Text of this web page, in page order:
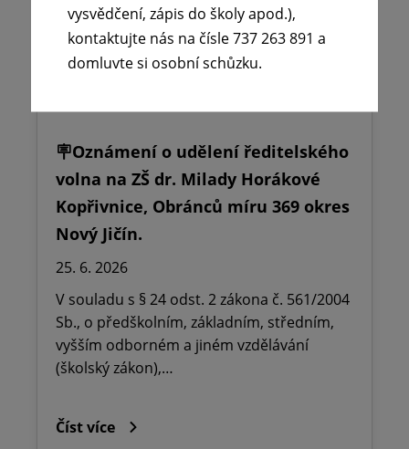
🪧Oznámení o udělení ředitelského
volna na ZŠ dr. Milady Horákové
Kopřivnice, Obránců míru 369 okres
Nový Jičín.
25. 6. 2026
V souladu s § 24 odst. 2 zákona č. 561/2004
Sb., o předškolním, základním, středním,
vyšším odborném a jiném vzdělávání
(školský zákon),…
Číst více
vysvědčení, zápis do školy apod.),
kontaktujte nás na čísle 737 263 891 a
domluvte si osobní schůzku.